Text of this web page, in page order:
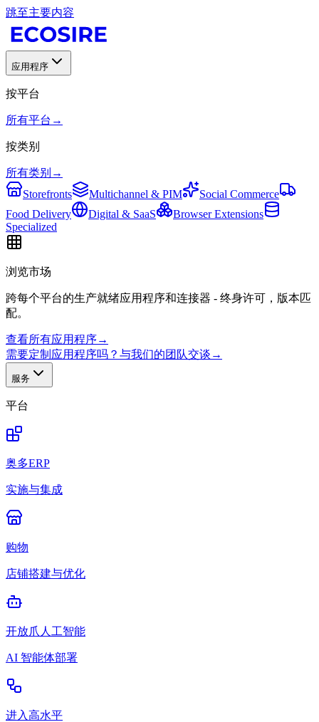
跳至主要内容
应用程序
按平台
所有平台 →
按类别
所有类别 →
Storefronts
Multichannel & PIM
Social Commerce
Food Delivery
Digital & SaaS
Browser Extensions
Specialized
浏览市场
跨每个平台的生产就绪应用程序和连接器 - 终身许可，版本匹
配。
查看所有应用程序→
需要定制应用程序吗？与我们的团队交谈 →
服务
平台
奥多ERP
实施与集成
购物
店铺搭建与优化
开放爪人工智能
AI 智能体部署
进入高水平